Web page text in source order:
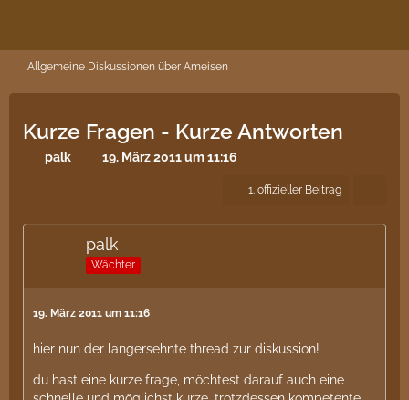
Allgemeine Diskussionen über Ameisen
Kurze Fragen - Kurze Antworten
palk 19. März 2011 um 11:16
1. offizieller Beitrag
palk
Wächter
19. März 2011 um 11:16
hier nun der langersehnte thread zur diskussion!
du hast eine kurze frage, möchtest darauf auch eine